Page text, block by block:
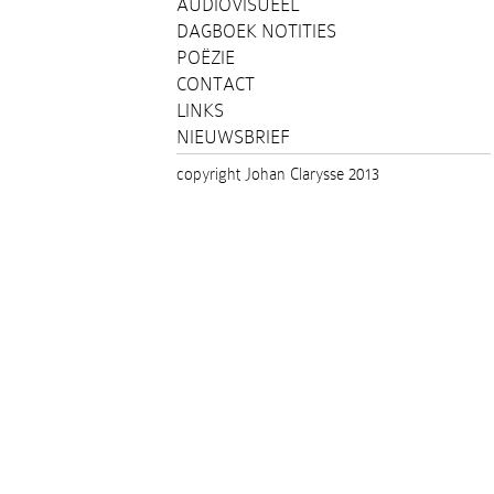
AUDIOVISUEEL
DAGBOEK NOTITIES
POËZIE
CONTACT
LINKS
NIEUWSBRIEF
copyright Johan Clarysse 2013